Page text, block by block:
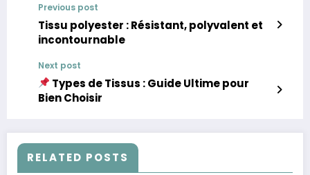
Previous post
Tissu polyester : Résistant, polyvalent et
incontournable
Next post
Types de Tissus : Guide Ultime pour
Bien Choisir
RELATED POSTS